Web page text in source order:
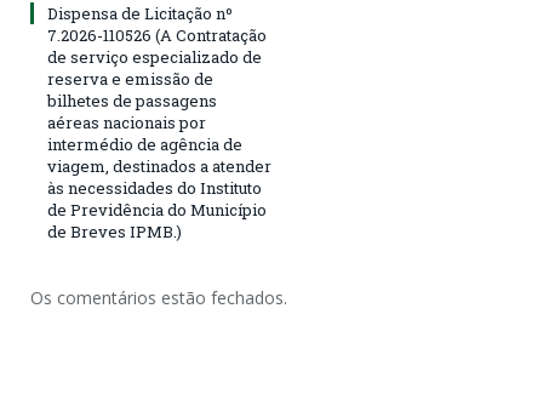
Dispensa de Licitação nº
7.2026-110526 (A Contratação
de serviço especializado de
reserva e emissão de
bilhetes de passagens
aéreas nacionais por
intermédio de agência de
viagem, destinados a atender
às necessidades do Instituto
de Previdência do Município
de Breves IPMB.)
Os comentários estão fechados.